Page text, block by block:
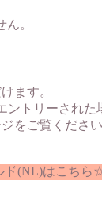
。
ます。
トリーされた
をご覧ください
ド(NL)はこちら